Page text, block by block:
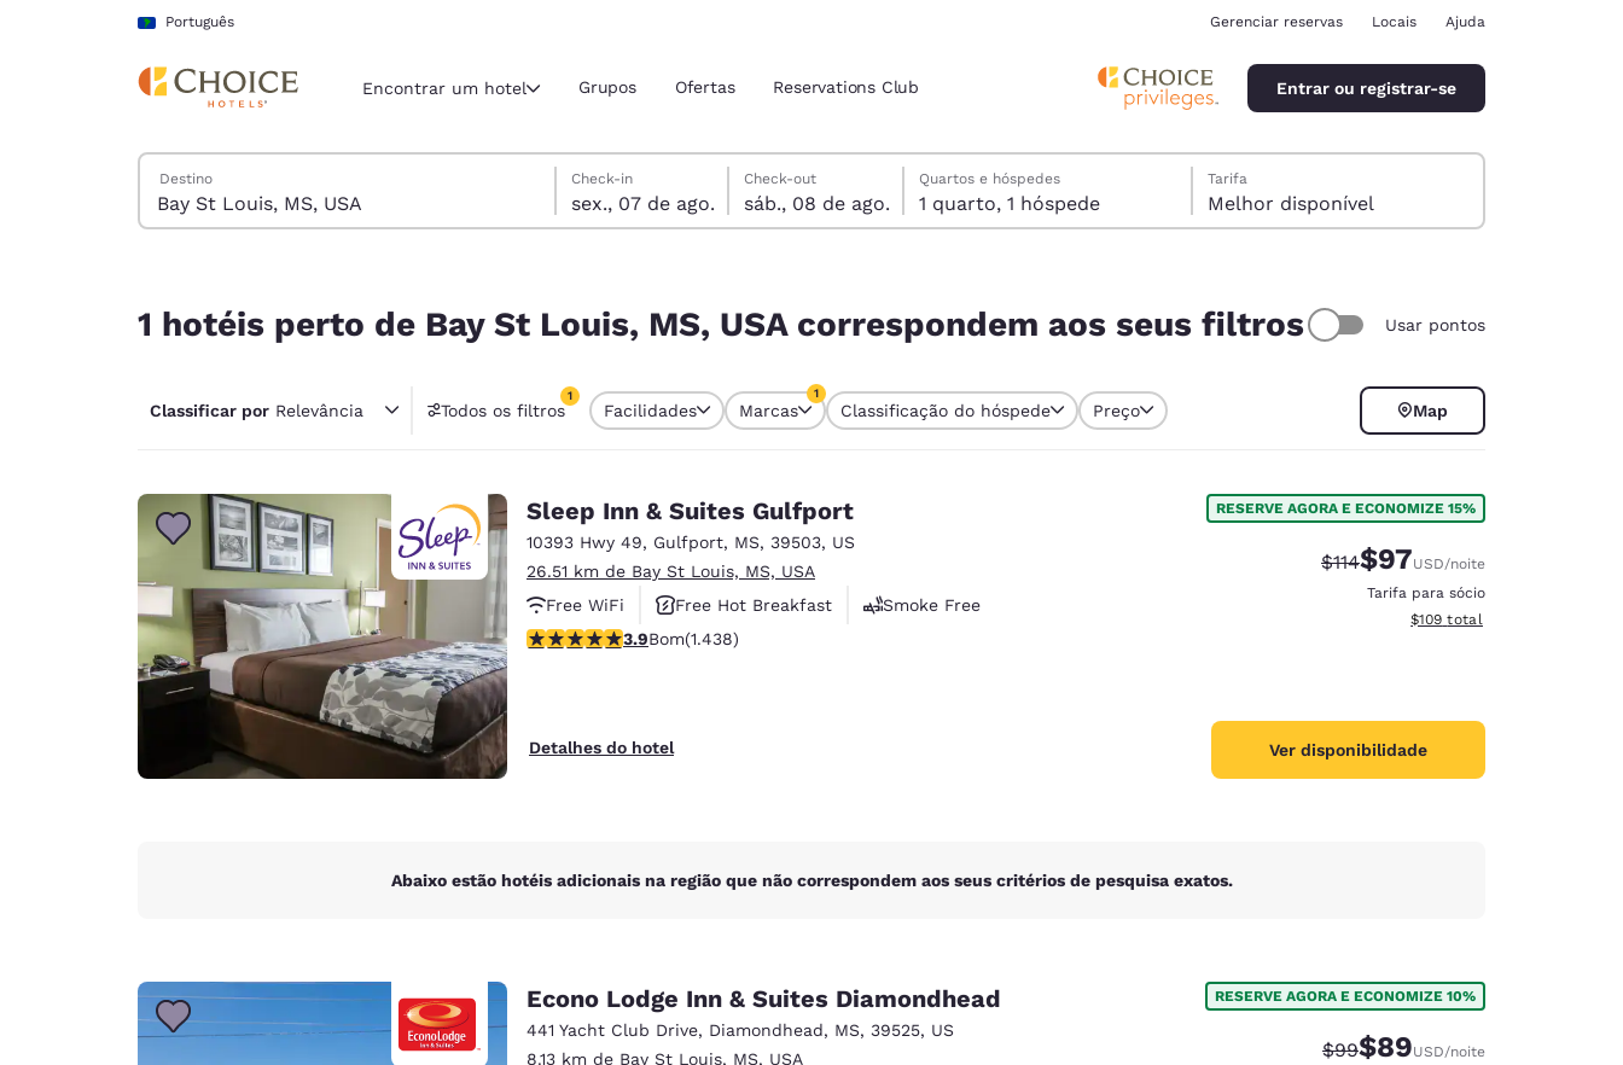
Pular Para Conteúdo Principal
Português
Região e localização atuais
Américas
English
Estados Unidos
Español Español
Canada
Français
México
Español
Deutschland
Deutsch
Spain
English
United Kingdom
Australia
English
India
English
Gerenciar reservas Locais Ajuda
Encontrar um hotel Grupos Ofertas Reservations Club Entrar ou registrar-se
Pesquisar hotéis
Destino
sexta-feira, 7 de agosto
Check-in
sex., 07 de ago.
sábado, 8 de agosto
Check-out
sáb., 08 de ago.
sábado, 8 de agosto data de check-out selecionada
sexta-feira, 7 de agosto data do check-in selecionada
Quartos e hóspedes
1 quarto, 1 hóspede
Tarifa
Melhor disponível
1 hotéis perto de Bay St Louis, MS, USA correspondem aos seus filtros Usar pontos
Classificar por Relevância Todos os filtros
1
1 filtro atualmente selecionado
Facilidades Marcas
1
Classificação do hóspede Preço Map
Sleep Inn & Suites Gulfport
10393 Hwy 49, Gulfport, MS, 39503, US
26.51 km de Bay St Louis, MS, USA
Free WiFi
Free Hot Breakfast
Smoke Free
classificação 3.85 estrelas. Bom. 1438 avaliações
3.9Bom(1.438)
Detalhes do hotel
RESERVE AGORA E ECONOMIZE 15%
Tarifa anterior “tachada”:
$114Tarifa com desconto:
$97USD/noite
Tarifa para sócio
Exibir detalhes do total
$109 total
Ver disponibilidade
Abaixo estão hotéis adicionais na região que não correspondem aos seus critérios de pesquisa exatos.
Econo Lodge Inn & Suites Diamondhead
441 Yacht Club Drive, Diamondhead, MS, 39525, US
8.13 km de Bay St Louis, MS, USA
RESERVE AGORA E ECONOMIZE 10%
Tarifa anterior “tachada”:
$99Tarifa com desconto:
$89USD/noite